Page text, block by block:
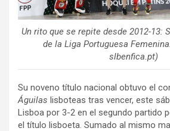
Un rito que se repite desde 2012-13:
de la Liga Portuguesa
slbenfica.pt)
Su noveno título nacional obtuvo el
Águilas lisboteas tras vencer, este
Lisboa por 3-2 en el segundo partido
el título lisboeta. Sumado al mismo